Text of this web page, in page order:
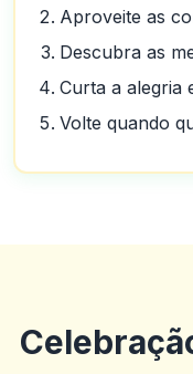
Aproveite as
Descubra as
Curta a alegria
Volte quando